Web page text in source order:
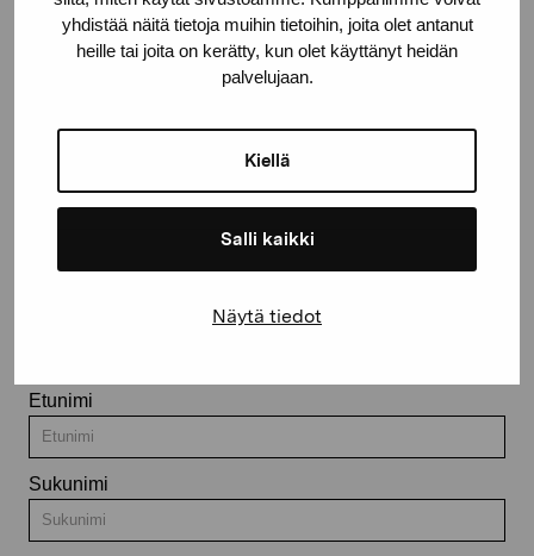
yhdistää näitä tietoja muihin tietoihin, joita olet antanut
heille tai joita on kerätty, kun olet käyttänyt heidän
palvelujaan.
Kiellä
Salli kaikki
Näytä tiedot
Ota yhteyttä
tapahtumista
Etunimi
Sukunimi